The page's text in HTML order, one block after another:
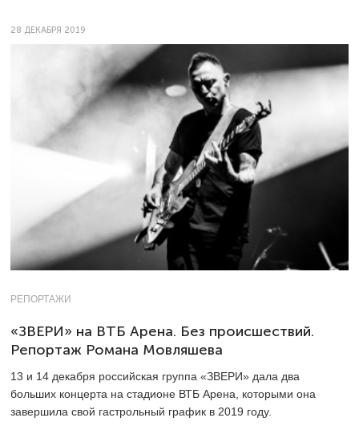
28 ДЕКАБРЯ 2019
РЕПОРТАЖИ
«ЗВЕРИ» на ВТБ Арена. Без происшествий.
Репортаж Романа Мовляшева
13 и 14 декабря российская группа «ЗВЕРИ» дала два
больших концерта на стадионе ВТБ Арена, которыми она
завершила свой гастрольный график в 2019 году.